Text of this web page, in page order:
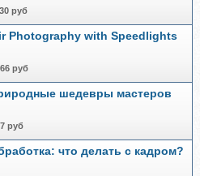
руб
Photography with Speedlights
66 руб
шедевры мастеров
руб
что делать с кадром?